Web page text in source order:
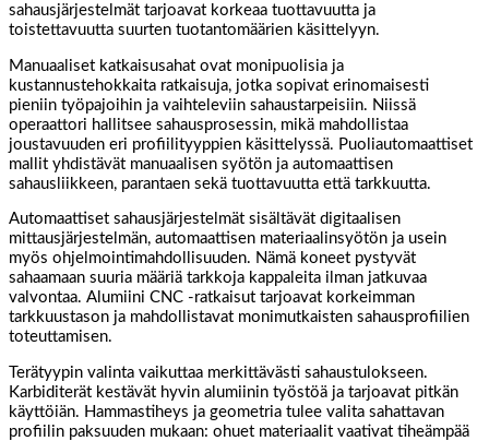
sahausjärjestelmät tarjoavat korkeaa tuottavuutta ja
toistettavuutta suurten tuotantomäärien käsittelyyn.
Manuaaliset katkaisusahat ovat monipuolisia ja
kustannustehokkaita ratkaisuja, jotka sopivat erinomaisesti
pieniin työpajoihin ja vaihteleviin sahaustarpeisiin. Niissä
operaattori hallitsee sahausprosessin, mikä mahdollistaa
joustavuuden eri profiilityyppien käsittelyssä. Puoliautomaattiset
mallit yhdistävät manuaalisen syötön ja automaattisen
sahausliikkeen, parantaen sekä tuottavuutta että tarkkuutta.
Automaattiset sahausjärjestelmät sisältävät digitaalisen
mittausjärjestelmän, automaattisen materiaalinsyötön ja usein
myös ohjelmointimahdollisuuden. Nämä koneet pystyvät
sahaamaan suuria määriä tarkkoja kappaleita ilman jatkuvaa
valvontaa. Alumiini CNC -ratkaisut tarjoavat korkeimman
tarkkuustason ja mahdollistavat monimutkaisten sahausprofiilien
toteuttamisen.
Terätyypin valinta vaikuttaa merkittävästi sahaustulokseen.
Karbiditerät kestävät hyvin alumiinin työstöä ja tarjoavat pitkän
käyttöiän. Hammastiheys ja geometria tulee valita sahattavan
profiilin paksuuden mukaan: ohuet materiaalit vaativat tiheämpää